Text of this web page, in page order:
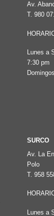
Av.
T. 980
Lunes a
7:30 pm
SURCO
Av. La
Polo
T. 958
Lunes a